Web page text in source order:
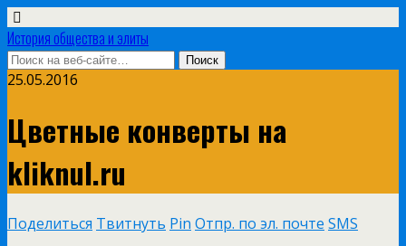
История общества и элиты
25.05.2016
Цветные конверты на
kliknul.ru
Поделиться Твитнуть Pin Отпр. по эл. почте SMS